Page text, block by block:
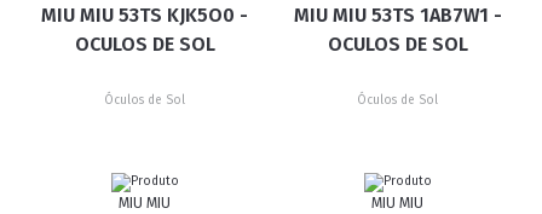
MIU MIU 53TS KJK5O0 -
OCULOS DE SOL
Óculos de Sol
MIU MIU 53TS 1AB7W1 -
OCULOS DE SOL
Óculos de Sol
MIU MIU MIU MIU